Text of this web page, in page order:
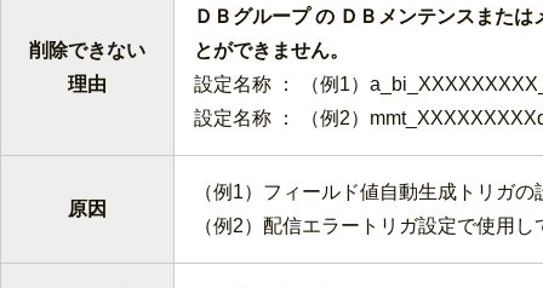
削除できない
理由
ＤＢグループ の ＤＢメンテンスまた
とができません。
設定名称 ： （例1）
設定名称 ： （例2）
原因
（例1）フィールド値自動生成トリガ
（例2）配信エラートリガ設定で使用し